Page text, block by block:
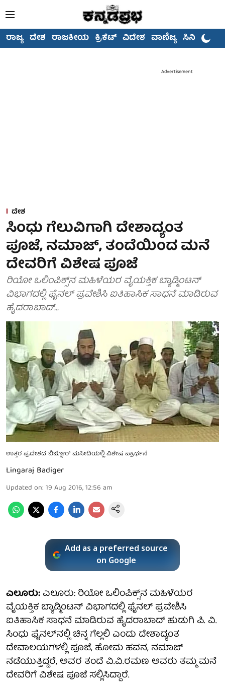
ರಾಜ್ಯ ದೇಶ ರಾಜಕೀಯ ಕ್ರಿಕೆಟ್ ವಿದೇಶ ವಾಣಿಜ್ಯ ಸಿನಿಮಾ
Advertisement
ದೇಶ
ಸಿಂಧು ಗೆಲುವಿಗಾಗಿ ದೇಶಾದ್ಯಂತ
ಪೂಜೆ, ನಮಾಜ್, ತಂದೆಯಿಂದ ಮನೆ
ದೇವರಿಗೆ ವಿಶೇಷ ಪೂಜೆ
ರಿಯೋ ಒಲಿಂಪಿಕ್ಸ್​ನ ಮಹಿಳೆಯರ ವೈಯಕ್ತಿಕ ಬ್ಯಾಡ್ಮಿಂಟನ್
ವಿಭಾಗದಲ್ಲಿ ಫೈನಲ್ ಪ್ರವೇಶಿಸಿ ಐತಿಹಾಸಿಕ ಸಾಧನೆ ಮಾಡಿರುವ
ಹೈದರಾಬಾದ್...
ಉತ್ತರ ಪ್ರದೇಶದ ಬಿಜ್ನೋರ್ ಮಸೀದಿಯಲ್ಲಿ ವಿಶೇಷ ಪ್ರಾರ್ಥನೆ
Lingaraj Badiger
Updated on: 19 Aug 2016, 12:56 am
Add as a preferred source
on Google
ಎಲೂರು:ಎಲೂರು: ರಿಯೋ ಒಲಿಂಪಿಕ್ಸ್​ನ ಮಹಿಳೆಯರ
ವೈಯಕ್ತಿಕ ಬ್ಯಾಡ್ಮಿಂಟನ್ ವಿಭಾಗದಲ್ಲಿ ಫೈನಲ್ ಪ್ರವೇಶಿಸಿ
ಐತಿಹಾಸಿಕ ಸಾಧನೆ ಮಾಡಿರುವ ಹೈದರಾಬಾದ್ ಹುಡುಗಿ ಪಿ. ವಿ.
ಸಿಂಧು ಫೈನಲ್​ನಲ್ಲಿ ಚಿನ್ನ ಗೆಲ್ಲಲಿ ಎಂದು ದೇಶಾದ್ಯಂತ
ದೇವಾಲಯಗಳಲ್ಲಿ ಪೂಜೆ, ಹೋಮ ಹವನ, ನಮಾಜ್
ನಡೆಯುತ್ತಿದ್ದರೆ, ಅವರ ತಂದೆ ವಿ.ವಿ.ರಮಣ ಅವರು ತಮ್ಮ ಮನೆ
ದೇವರಿಗೆ ವಿಶೇಷ ಪೂಜೆ ಸಲ್ಲಿಸಿದ್ದಾರೆ.